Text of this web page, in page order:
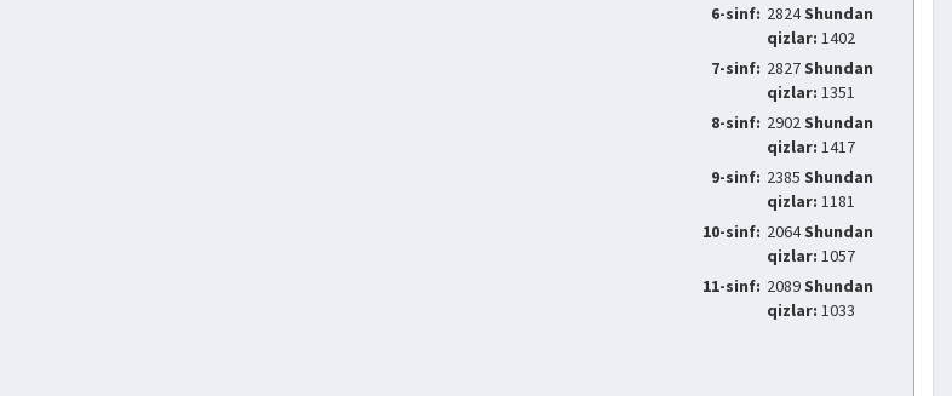
6-sinf: 2824Shundan
qizlar: 1402
7-sinf: 2827Shundan
qizlar: 1351
8-sinf: 2902Shundan
qizlar: 1417
9-sinf: 2385Shundan
qizlar: 1181
10-sinf: 2064Shundan
qizlar: 1057
11-sinf: 2089Shundan
qizlar: 1033